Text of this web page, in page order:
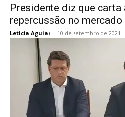
Presidente diz que carta
repercussão no
Leticia Aguiar - 10 de setembro de 2021